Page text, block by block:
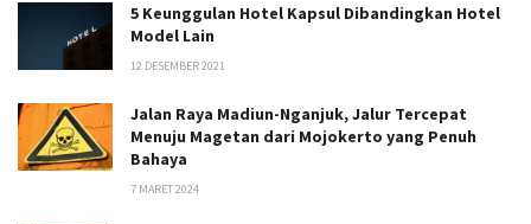
5 Keunggulan Hotel Kapsul Dibandingkan Hotel
Model Lain
12 DESEMBER 2021
Jalan Raya Madiun-Nganjuk, Jalur Tercepat
Menuju Magetan dari Mojokerto yang Penuh
Bahaya
7 MARET 2024